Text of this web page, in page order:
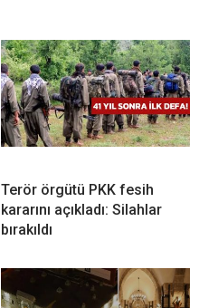
Terör örgütü PKK fesih
kararını açıkladı: Silahlar
bırakıldı